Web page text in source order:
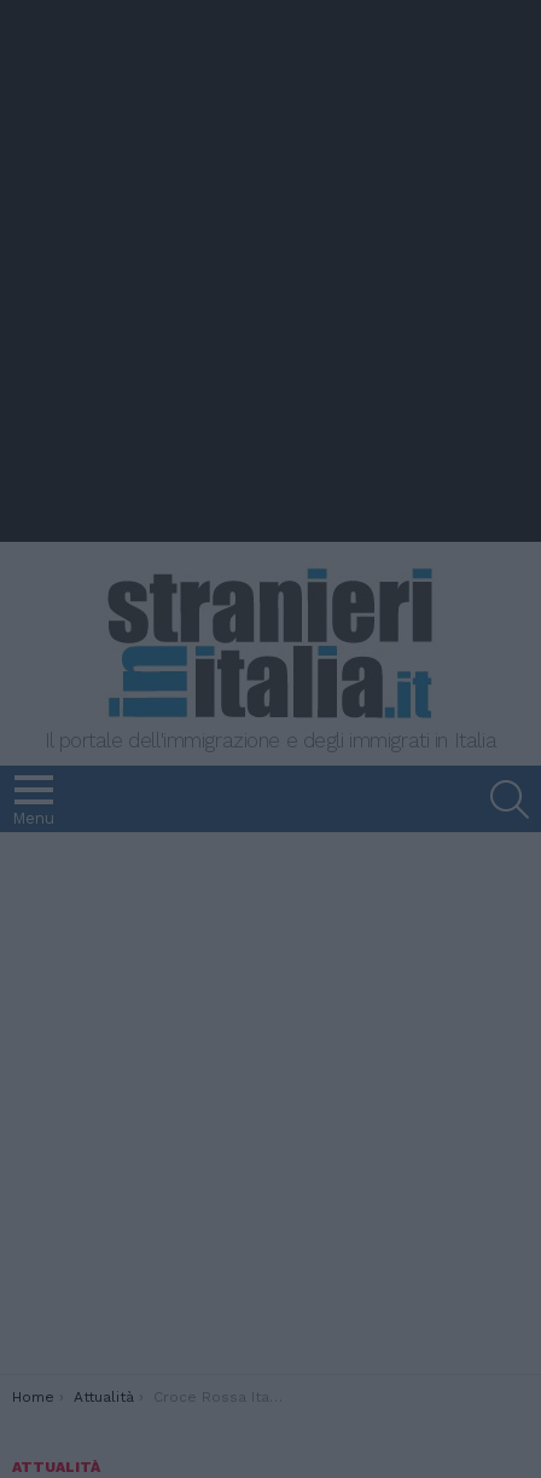
Il portale dell'immigrazione e degli immigrati in Italia
Menu
You are here:
Home Attualità Croce Rossa Italiana: oltre 135mila migranti in due anni nell’hotspot di Lampedusa
ATTUALITÀ